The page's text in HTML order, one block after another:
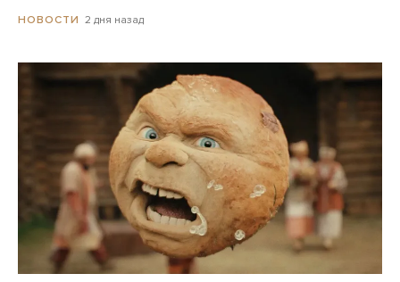
НОВОСТИ 2 дня назад